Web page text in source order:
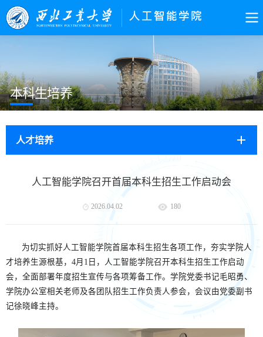
本科生培养
人才培养
人工智能学院召开首届本科生招生工作启动会
2026.04.02 180
为切实抓好人工智能学院首届本科生招生各项工作，夯实学院人
才培养生源根基，4月1日，人工智能学院召开本科生招生工作启动
会，全面部署年度招生宣传与各项筹备工作。学院党委书记毛昭勇、
学院办公室相关老师及各团队招生工作负责人参会，会议由党委副书
记徐晓峰主持。